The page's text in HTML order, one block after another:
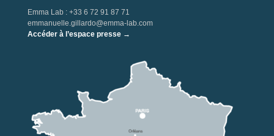
Emma Lab : +33 6 72 91 87 71
emmanuelle.gillardo@emma-lab.com
Accéder à l’espace presse →